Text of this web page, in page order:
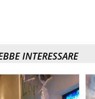
INTERESSARE